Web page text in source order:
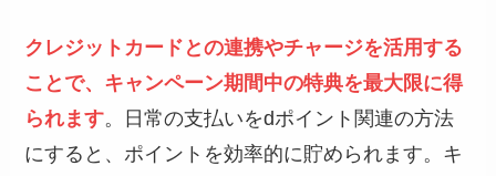
クレジットカードとの連携やチャージを活用する
ことで、キャンペーン期間中の特典を最大限に得
られます。日常の支払いをdポイント関連の方法
にすると、ポイントを効率的に貯められます。キ